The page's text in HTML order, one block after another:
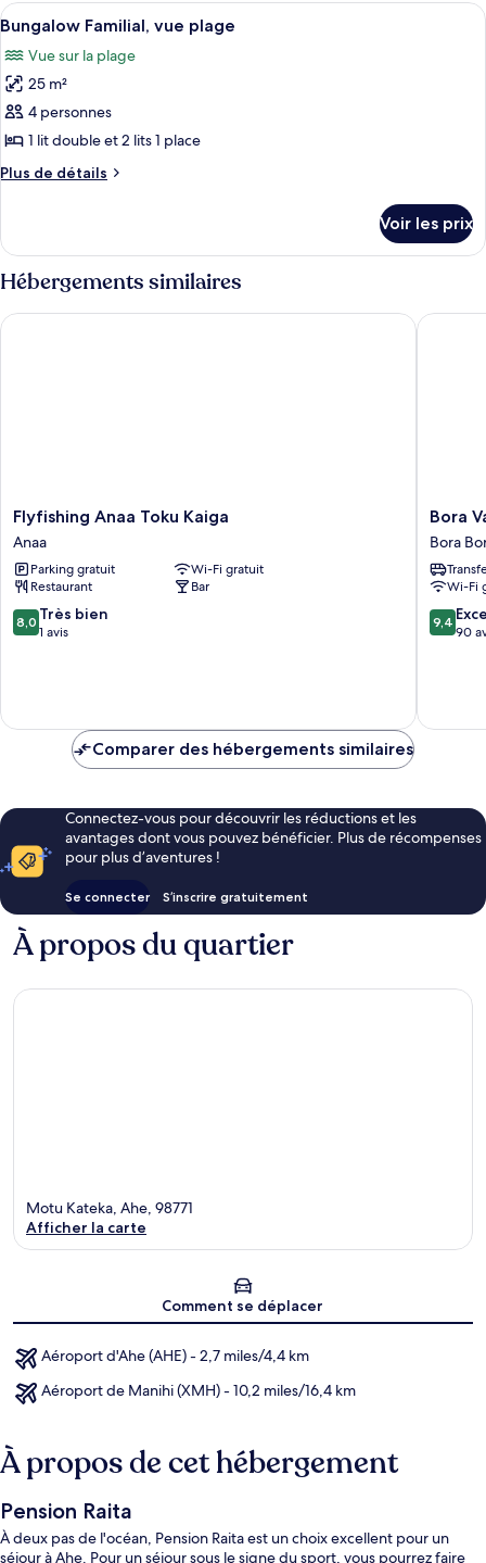
Afficher
toutes
les
photos
pour
ce
type
de
Bungalow
Familial,
vue
plage
Bungalow Familial, vue plage |
7
Bungalow Familial, vue plage
Vue sur la plage
25 m²
4 personnes
1 lit double et 2 lits 1 place
Plus de détails
Plus
le
type
de
chambre
Bungalow
Voir les prix
Hébergements similaires
Flyfishing
Anaa
Toku
Kaiga
Anaa
Flyfishing Anaa Toku Kaiga
Anaa
Parking gratuit
Wi-Fi gratuit
Restaurant
Bar
8.0
sur
8,0 Très bien
1 avis
Flyfishing Anaa Toku Kaiga
Bora
Vaite
Lodge
Bora
Bora
Bora
Bora
Wi-Fi
9.4
sur
9,4
90
Bora
Comparer des hébergements similaires
Connectez-vous pour découvrir les réductions et les
avantages dont vous pouvez bénéficier. Plus de récompenses
pour plus d’aventures !
Se connecter S’inscrire gratuitement
À propos du quartier
Carte
Motu Kateka, Ahe, 98771
Afficher la carte
Comment se déplacer
Aéroport d'Ahe (AHE) - 2,7 miles/4,4 km
Aéroport de Manihi (XMH) - 10,2 miles/16,4 km
À propos de cet hébergement
Pension Raita
À deux pas de l'océan, Pension Raita est un choix excellent pour un
séjour à Ahe. Pour un séjour sous le signe du sport, vous pourrez faire